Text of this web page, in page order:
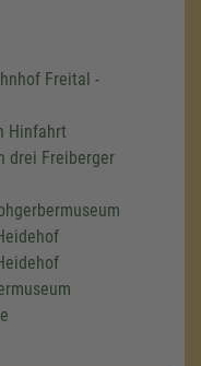
Freital -
Hinfahrt
drei Freiberger